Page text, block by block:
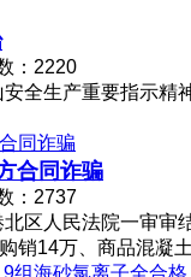
：2220
全生产重要指示精
合同诈骗
：2737
区人民法院一审
销14万、商品混凝